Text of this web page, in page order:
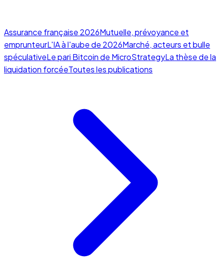
Assurance française 2026Mutuelle, prévoyance et
emprunteurL'IA à l'aube de 2026Marché, acteurs et bulle
spéculativeLe pari Bitcoin de MicroStrategyLa thèse de la
liquidation forcéeToutes les publications